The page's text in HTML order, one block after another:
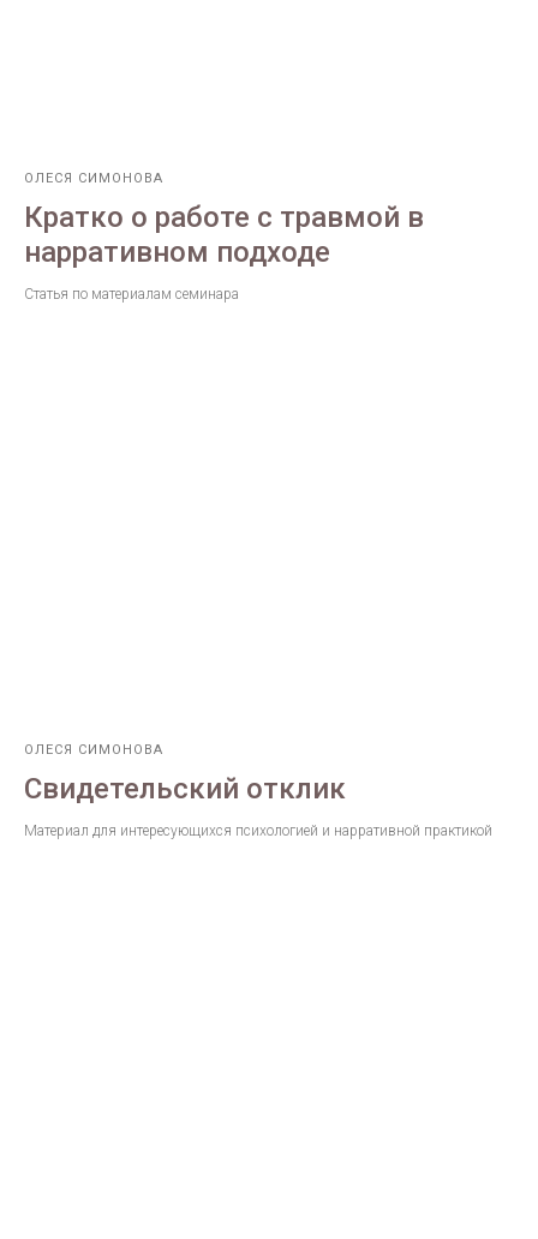
ОЛЕСЯ СИМОНОВА
Кратко о работе с травмой в
нарративном подходе
Статья по материалам семинара
ОЛЕСЯ СИМОНОВА
Свидетельский отклик
Материал для интересующихся психологией и нарративной практикой